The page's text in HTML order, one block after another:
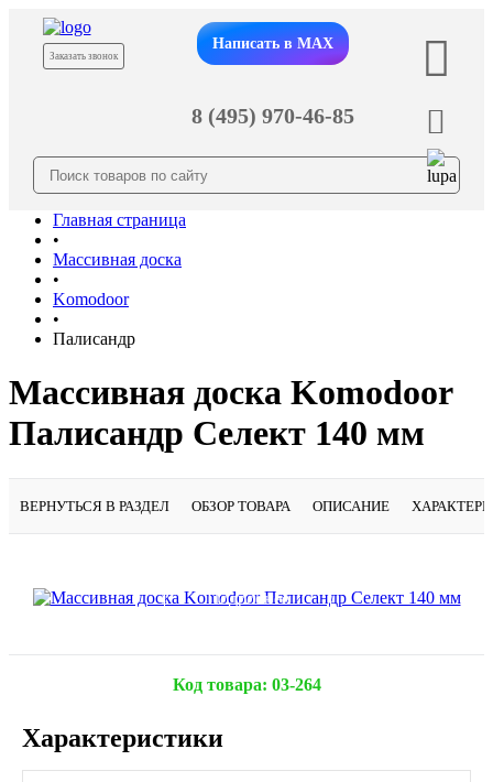
Заказать звонок
Написать в MAX
8 (495) 970-46-85
Главная страница
•
Массивная доска
•
Komodoor
•
Палисандр
Массивная доска Komodoor
Палисандр Селект 140 мм
ВЕРНУТЬСЯ В РАЗДЕЛ ОБЗОР ТОВАРА ОПИСАНИЕ
Подробнее
Код товара: 03-264
Характеристики